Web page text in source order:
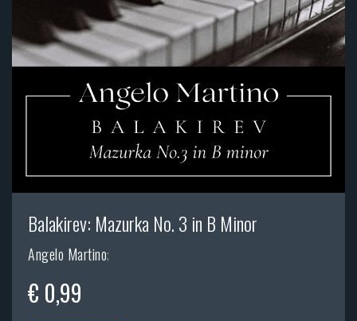
Balakirev: Mazurka No. 3 in B Minor
Angelo Martino;
€ 0,99